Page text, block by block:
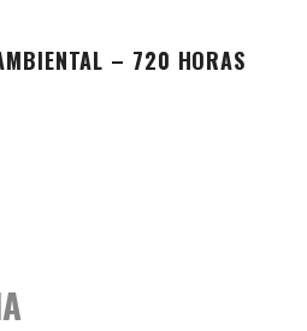
– 720 HORAS